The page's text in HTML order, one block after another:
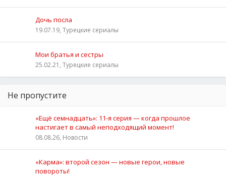
Дочь посла
19.07.19, Турецкие сериалы
Мои братья и сестры
25.02.21, Турецкие сериалы
Не пропустите
«Ещё семнадцать»: 11‑я серия — когда прошлое
настигает в самый неподходящий момент!
08.08.26, Новости
«Карма»: второй сезон — новые герои, новые
повороты!